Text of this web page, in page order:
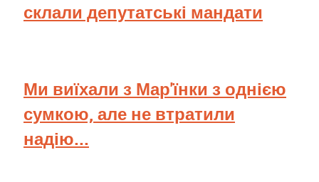
склали депутатські мандати
Ми виїхали з Мар'їнки з однією
сумкою, але не втратили
надію...